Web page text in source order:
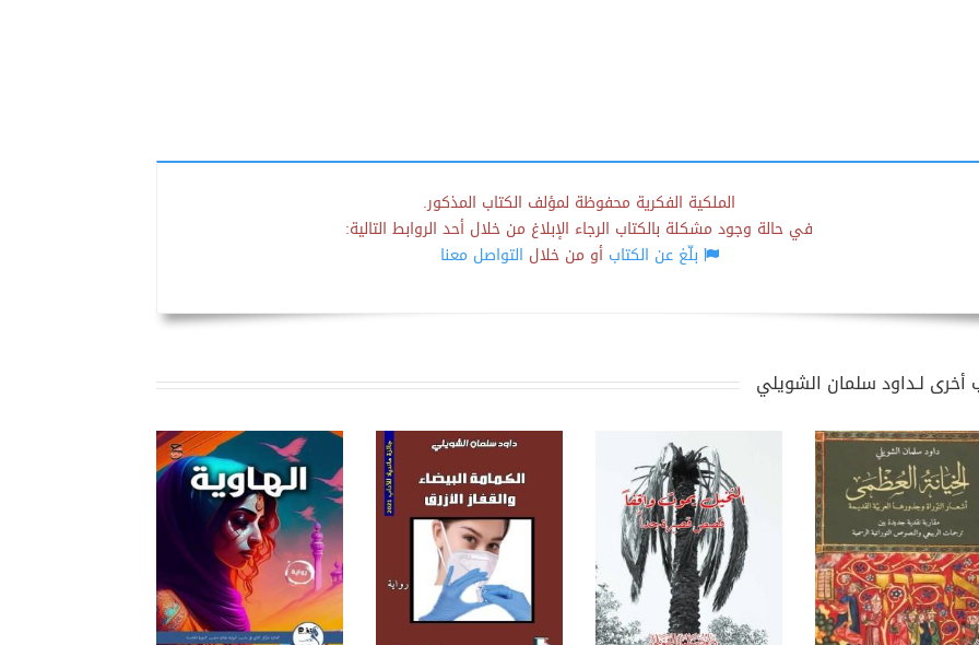
الملكية الفكرية محفوظة لمؤلف الكتاب المذكور.
في حالة وجود مشكلة بالكتاب الرجاء الإبلاغ من خلال أحد الروابط التالية:
بلّغ عن الكتابأو من خلال التواصل معنا
أخرى لـداود سلمان الشويلي